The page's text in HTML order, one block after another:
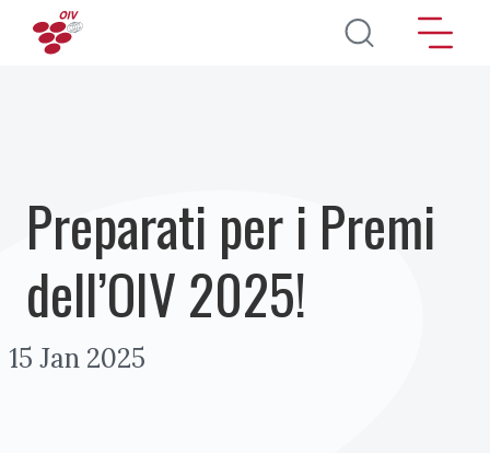
Salta al contenuto principale
Preparati per i Premi
dell’OIV 2025!
15 Jan 2025